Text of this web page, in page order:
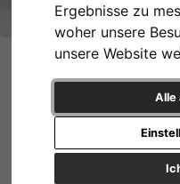
Ergebnisse zu
woher unsere
unsere Website
Alle